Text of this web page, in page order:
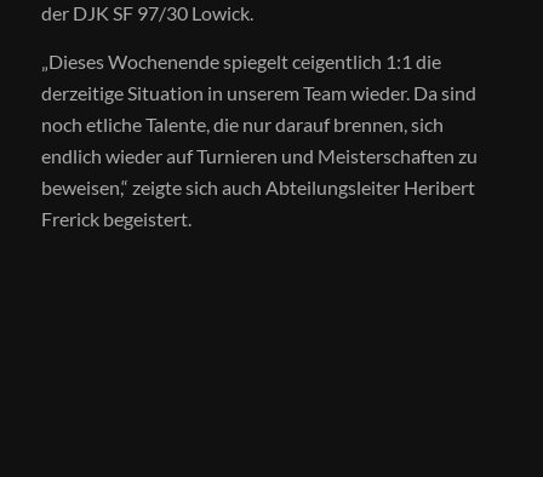
der DJK SF 97/30 Lowick.
„Dieses Wochenende spiegelt ceigentlich 1:1 die
derzeitige Situation in unserem Team wieder. Da sind
noch etliche Talente, die nur darauf brennen, sich
endlich wieder auf Turnieren und Meisterschaften zu
beweisen,“ zeigte sich auch Abteilungsleiter Heribert
Frerick begeistert.